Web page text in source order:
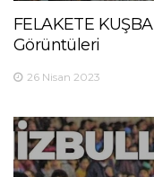
FELAKETE
Görüntüleri
26 Nisan 2023